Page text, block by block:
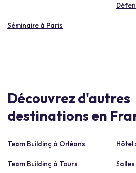
Séminaire à Paris
Découvrez d'autres
destinations en
Team Building à Orléans Hôtel
Team Building à Tours